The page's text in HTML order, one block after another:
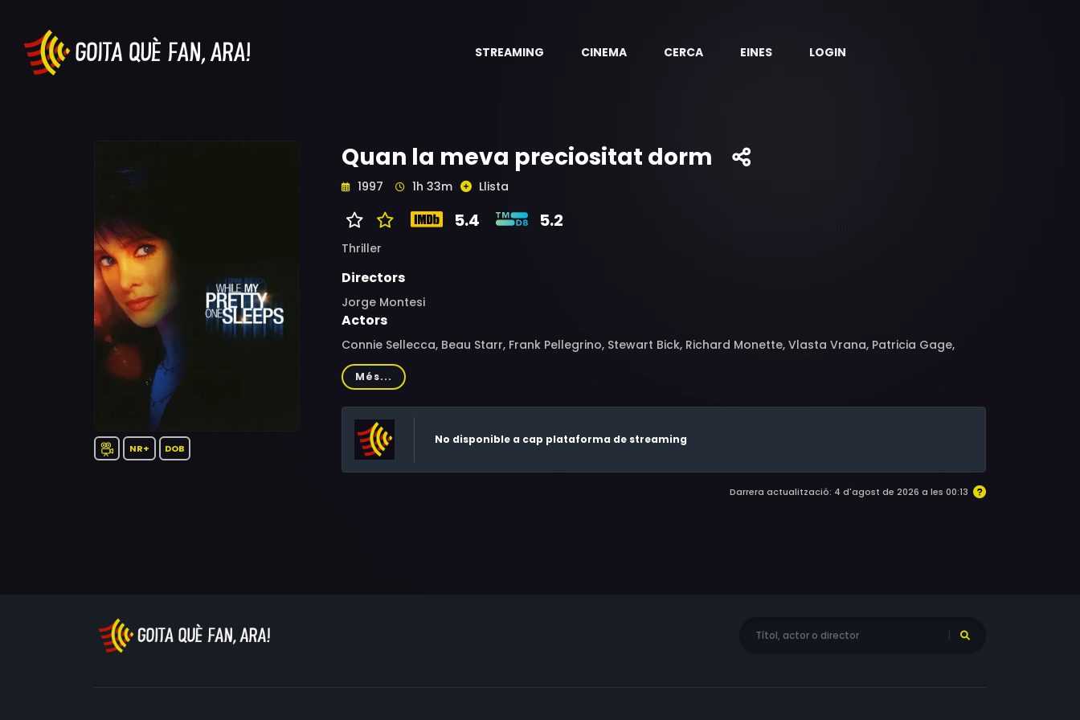
STREAMING CINEMA CERCA EINES LOGIN
NR+ DOB
Quan la meva preciositat dorm
1997 1h 33m Llista
5.4 5.2
Thriller
Directors
Jorge Montesi
Actors
Connie Sellecca, Beau Starr, Frank Pellegrino, Stewart Bick, Richard Monette, Vlasta Vrana, Patricia Gage,
Deborah Grover, Simon MacCorkindale
Més...
No disponible a cap plataforma de streaming
Darrera actualització: 4 d'agost de 2026 a les 00:13